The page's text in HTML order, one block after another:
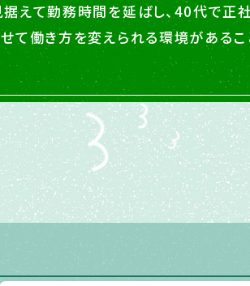
えて勤務時間を延ばし、40代で正社
て働き方を変えられる環境があるこ